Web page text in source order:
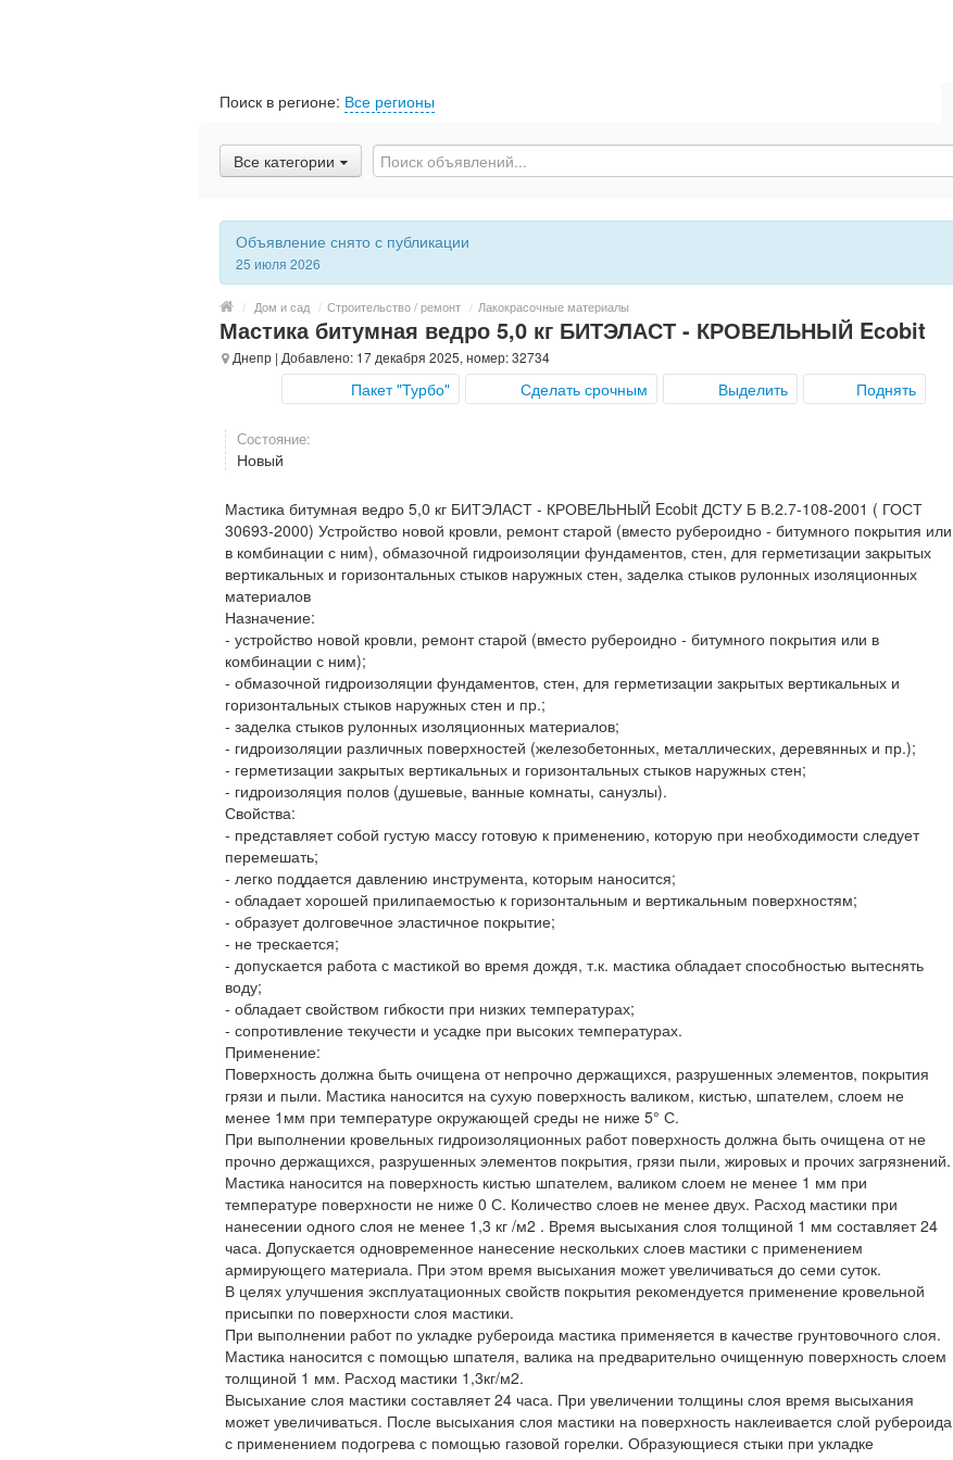
Поиск в регионе: Все регионы
Все категории
Объявление снято с публикации
25 июля 2026
/ Дом и сад / Строительство / ремонт / Лакокрасочные материалы
Мастика битумная ведро 5,0 кг БИТЭЛАСТ - КРОВЕЛЬНЫЙ Ecobit
Днепр | Добавлено: 17 декабря 2025, номер: 32734
Пакет "Турбо" Сделать срочным Выделить Поднять
Состояние:
Новый
Мастика битумная ведро 5,0 кг БИТЭЛАСТ - КРОВЕЛЬНЫЙ Ecobit ДСТУ Б В.2.7-108-2001 ( ГОСТ
30693-2000) Устройство новой кровли, ремонт старой (вместо рубероидно - битумного покрытия или
в комбинации с ним), обмазочной гидроизоляции фундаментов, стен, для герметизации закрытых
вертикальных и горизонтальных стыков наружных стен, заделка стыков рулонных изоляционных
материалов
Назначение:
- устройство новой кровли, ремонт старой (вместо рубероидно - битумного покрытия или в
комбинации с ним);
- обмазочной гидроизоляции фундаментов, стен, для герметизации закрытых вертикальных и
горизонтальных стыков наружных стен и пр.;
- заделка стыков рулонных изоляционных материалов;
- гидроизоляции различных поверхностей (железобетонных, металлических, деревянных и пр.);
- герметизации закрытых вертикальных и горизонтальных стыков наружных стен;
- гидроизоляция полов (душевые, ванные комнаты, санузлы).
Свойства:
- представляет собой густую массу готовую к применению, которую при необходимости следует
перемешать;
- легко поддается давлению инструмента, которым наносится;
- обладает хорошей прилипаемостью к горизонтальным и вертикальным поверхностям;
- образует долговечное эластичное покрытие;
- не трескается;
- допускается работа с мастикой во время дождя, т.к. мастика обладает способностью вытеснять
воду;
- обладает свойством гибкости при низких температурах;
- сопротивление текучести и усадке при высоких температурах.
Применение:
Поверхность должна быть очищена от непрочно держащихся, разрушенных элементов, покрытия
грязи и пыли. Мастика наносится на сухую поверхность валиком, кистью, шпателем, слоем не
менее 1мм при температуре окружающей среды не ниже 5° С.
При выполнении кровельных гидроизоляционных работ поверхность должна быть очищена от не
прочно держащихся, разрушенных элементов покрытия, грязи пыли, жировых и прочих загрязнений.
Мастика наносится на поверхность кистью шпателем, валиком слоем не менее 1 мм при
температуре поверхности не ниже 0 С. Количество слоев не менее двух. Расход мастики при
нанесении одного слоя не менее 1,3 кг /м2 . Время высыхания слоя толщиной 1 мм составляет 24
часа. Допускается одновременное нанесение нескольких слоев мастики с применением
армирующего материала. При этом время высыхания может увеличиваться до семи суток.
В целях улучшения эксплуатационных свойств покрытия рекомендуется применение кровельной
присыпки по поверхности слоя мастики.
При выполнении работ по укладке рубероида мастика применяется в качестве грунтовочного слоя.
Мастика наносится с помощью шпателя, валика на предварительно очищенную поверхность слоем
толщиной 1 мм. Расход мастики 1,3кг/м2.
Высыхание слоя мастики составляет 24 часа. При увеличении толщины слоя время высыхания
может увеличиваться. После высыхания слоя мастики на поверхность наклеивается слой рубероида
с применением подогрева с помощью газовой горелки. Образующиеся стыки при укладке